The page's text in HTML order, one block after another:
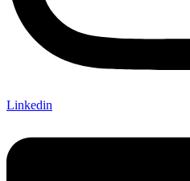
Linkedin